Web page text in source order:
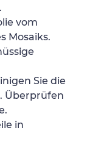
vom
Mosaiks.
Sie die
Überprüfen
in